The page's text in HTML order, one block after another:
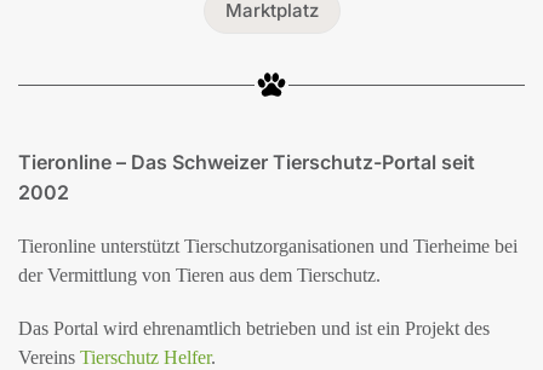
Marktplatz
Tieronline – Das Schweizer Tierschutz-Portal seit
2002
Tieronline unterstützt Tierschutzorganisationen und Tierheime bei
der Vermittlung von Tieren aus dem Tierschutz.
Das Portal wird ehrenamtlich betrieben und ist ein Projekt des
Vereins Tierschutz Helfer.